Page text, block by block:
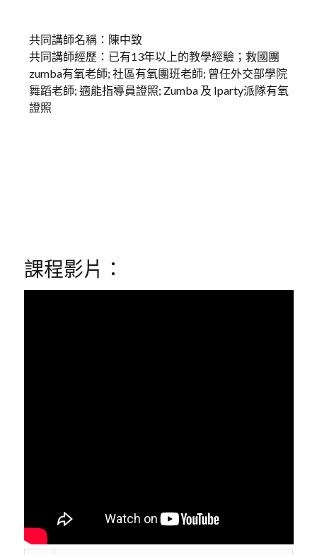
共同講師名稱：陳中致
共同講師經歷：已有13年以上的教學經驗；救國團
zumba有氧老師; 社區有氧團班老師; 曾任外交部學院
舞蹈老師; 適能指導員證照; Zumba 及 Iparty派隊有氧
證照
課程影片：